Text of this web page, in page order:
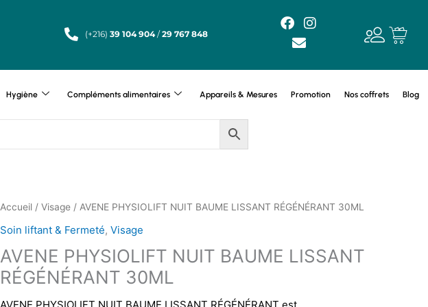
(+216) 39 104 904/29 767 848
F
a
c
o
I
g
r
E
n
v
o
p
Hygiène Compléments alimentaires Appareils & Mesures Promotion Nos coffrets Blog
Accueil / Visage / AVENE PHYSIOLIFT NUIT BAUME LISSANT RÉGÉNÉRANT 30ML
Soin liftant & Fermeté, Visage
AVENE PHYSIOLIFT NUIT BAUME LISSANT
RÉGÉNÉRANT 30ML
AVENE PHYSIOLIFT NUIT BAUME LISSANT RÉGÉNÉRANT est